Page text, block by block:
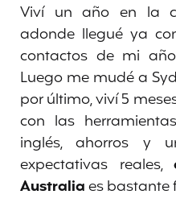
Viví un año en la
adonde llegué ya
contactos de mi
Luego me mudé a
por último, viví 5
con las
inglés, ahorros y
expectativas reales,
Australiaes bastante